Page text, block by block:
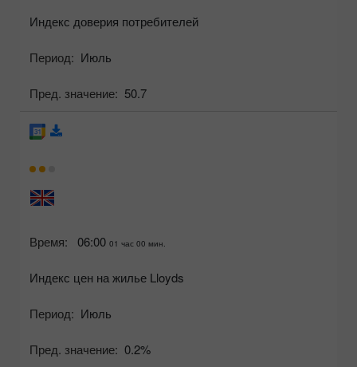
Индекс доверия потребителей
Период: Июль
Пред. значение: 50.7
Время: 06:00 01 час 00 мин.
Индекс цен на жилье Lloyds
Период: Июль
Пред. значение: 0.2%